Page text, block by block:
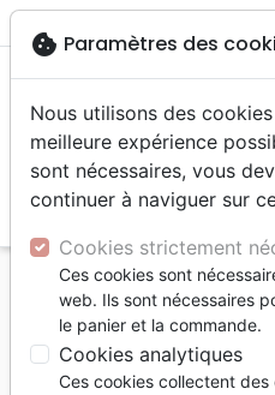
menu
Accueil Divers
Objets
Céramique sans cadre
121.3
cookie Paramètres des
Nous utilisons des
meilleure expérience
sont nécessaires, vous
continuer à naviguer sur
Cookies strictement
Ces cookies sont
web. Ils sont nécessaires
le panier et la commande.
Cookies analytiques
Ces cookies collectent des